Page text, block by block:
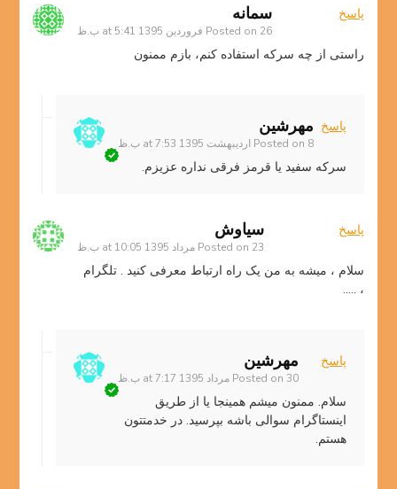
سمانه
Posted on 26 فروردین 1395 at 5:41 ب.ظ
پاسخ
راستی از چه سرکه استفاده کنم، بازم ممنون
مهرشین
Posted on 8 اردیبهشت 1395 at 7:53 ب.ظ
پاسخ
سرکه سفید یا قرمز فرقی نداره عزیزم.
سیاوش
Posted on 23 مرداد 1395 at 10:05 ب.ظ
پاسخ
سلام ، میشه به من یک راه ارتباط معرفی کنید . تلگرام
، …..
مهرشین
Posted on 30 مرداد 1395 at 7:17 ب.ظ
پاسخ
سلام. ممنون میشم همینجا یا از طریق
اینستاگرام سوالی باشه بپرسید. در خدمتتون
هستم.